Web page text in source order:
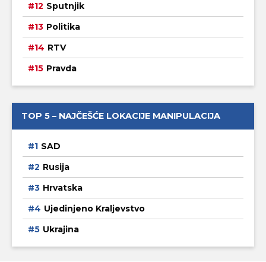
Sputnjik
Politika
RTV
Pravda
TOP 5 – NAJČEŠĆE LOKACIJE MANIPULACIJA
SAD
Rusija
Hrvatska
Ujedinjeno Kraljevstvo
Ukrajina